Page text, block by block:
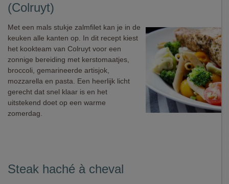
(Colruyt)
Met een mals stukje zalmfilet kan je in de
keuken alle kanten op. In dit recept kiest
het kookteam van Colruyt voor een
zonnige bereiding met kerstomaatjes,
broccoli, gemarineerde artisjok,
mozzarella en pasta. Een heerlijk licht
gerecht dat snel klaar is en het
uitstekend doet op een warme
zomerdag.
Steak haché à cheval